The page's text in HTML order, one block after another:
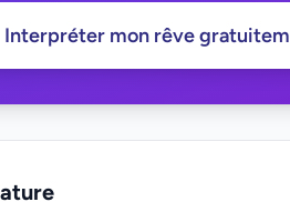
Interpréter mon rêve